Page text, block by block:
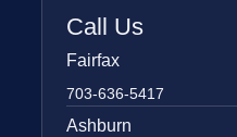
Call Us
Fairfax
703-636-5417
Ashburn